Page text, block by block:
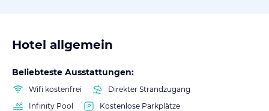
Hotel allgemein
Beliebteste Ausstattungen:
Wifi kostenfrei
Direkter Strandzugang
Infinity Pool
Kostenlose Parkplätze